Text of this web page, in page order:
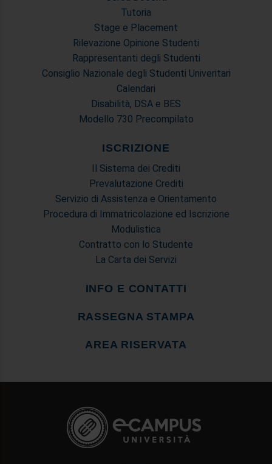
Tutoria
Stage e Placement
Rilevazione Opinione Studenti
Rappresentanti degli Studenti
Consiglio Nazionale degli Studenti Univeritari
Calendari
Disabilità, DSA e BES
Modello 730 Precompilato
ISCRIZIONE
Il Sistema dei Crediti
Prevalutazione Crediti
Servizio di Assistenza e Orientamento
Procedura di Immatricolazione ed Iscrizione
Modulistica
Contratto con lo Studente
La Carta dei Servizi
INFO E CONTATTI
RASSEGNA STAMPA
AREA RISERVATA